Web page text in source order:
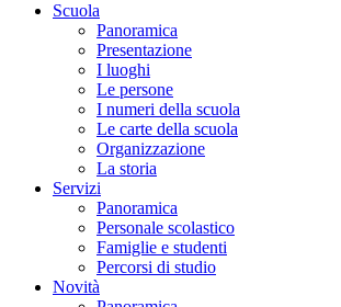
Scuola
Panoramica
Presentazione
I luoghi
Le persone
I numeri della scuola
Le carte della scuola
Organizzazione
La storia
Servizi
Panoramica
Personale scolastico
Famiglie e studenti
Percorsi di studio
Novità